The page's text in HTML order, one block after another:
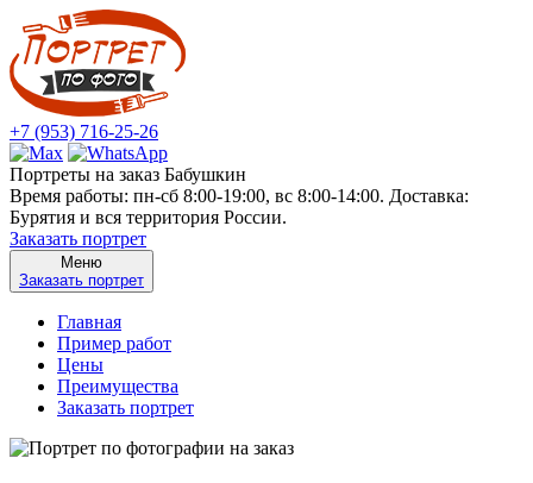
+7 (953) 716-25-26
Портреты на заказ Бабушкин
Время работы: пн-сб 8:00-19:00, вс 8:00-14:00. Доставка:
Бурятия и вся территория России.
Заказать портрет
Меню
Заказать портрет
Главная
Пример работ
Цены
Преимущества
Заказать портрет